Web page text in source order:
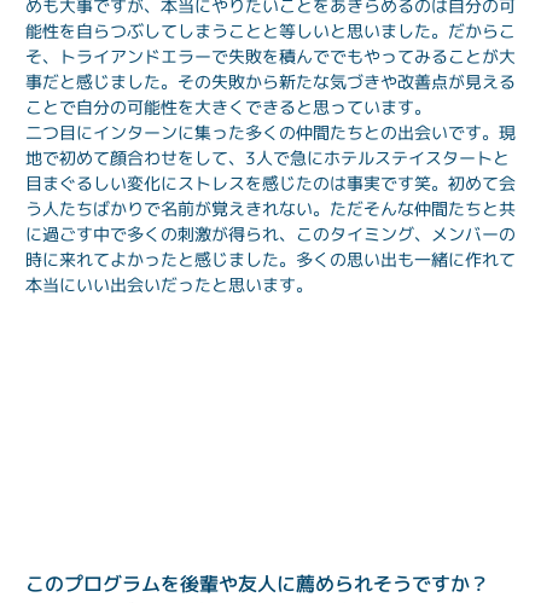
めも大事ですが、本当にやりたいことをあきらめるのは自分の可
能性を自らつぶしてしまうことと等しいと思いました。だからこ
そ、トライアンドエラーで失敗を積んででもやってみることが大
事だと感じました。その失敗から新たな気づきや改善点が見える
ことで自分の可能性を大きくできると思っています。
二つ目にインターンに集った多くの仲間たちとの出会いです。現
地で初めて顔合わせをして、3人で急にホテルステイスタートと
目まぐるしい変化にストレスを感じたのは事実です笑。初めて会
う人たちばかりで名前が覚えきれない。ただそんな仲間たちと共
に過ごす中で多くの刺激が得られ、このタイミング、メンバーの
時に来れてよかったと感じました。多くの思い出も一緒に作れて
本当にいい出会いだったと思います。
このプログラムを後輩や友人に薦められそうですか？